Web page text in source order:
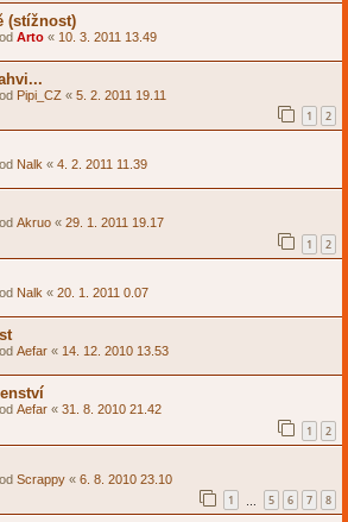
(stížnost)
Arto « 10. 3. 2011 13.49
Pipi_CZ « 5. 2. 2011 19.11
1 2
Nalk « 4. 2. 2011 11.39
Akruo « 29. 1. 2011 19.17
1 2
Nalk « 20. 1. 2011 0.07
Aefar « 14. 12. 2010 13.53
Aefar « 31. 8. 2010 21.42
1 2
Scrappy « 6. 8. 2010 23.10
1 5 6 7 8